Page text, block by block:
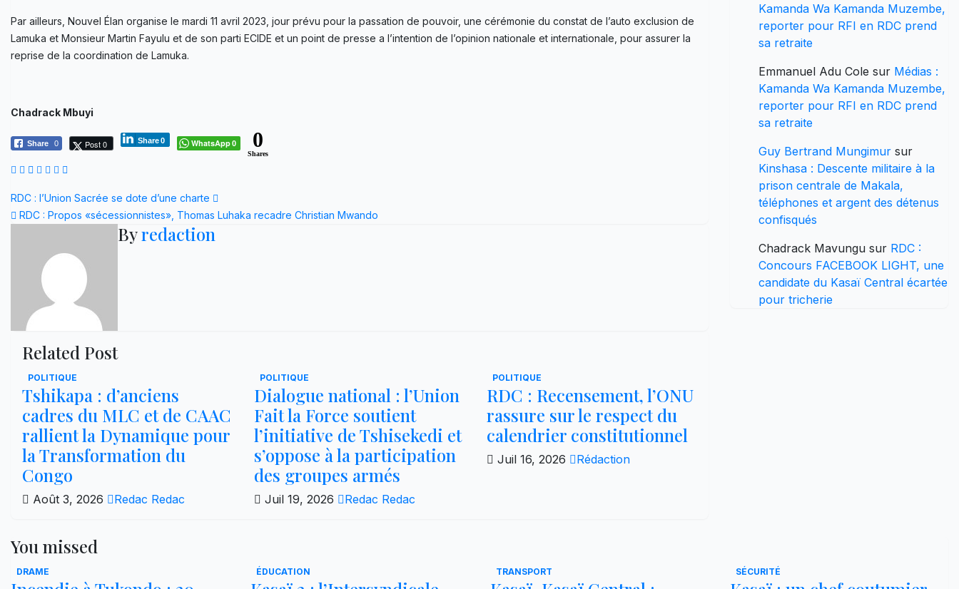
Par ailleurs, Nouvel Élan organise le mardi 11 avril 2023, jour prévu pour la passation de pouvoir, une cérémonie du constat de l’auto exclusion de
Lamuka et Monsieur Martin Fayulu et de son parti ECIDE et un point de presse a l’intention de l’opinion nationale et internationale, pour assurer la
reprise de la coordination de Lamuka.
Chadrack Mbuyi
Share 0 Post 0 Share0 WhatsApp0 0
Shares
Navigation
de
l’article
RDC : l’Union Sacrée se dote d’une charte
RDC : Propos «sécessionnistes», Thomas Luhaka recadre Christian Mwando
Byredaction
Related Post
POLITIQUE
Tshikapa : d’anciens
cadres du MLC et de CAAC
rallient la Dynamique pour
la Transformation du
Congo
Août 3, 2026 Redac Redac
POLITIQUE
Dialogue national : l’Union
Fait la Force soutient
l’initiative de Tshisekedi et
s’oppose à la participation
des groupes armés
Juil 19, 2026 Redac Redac
POLITIQUE
RDC : Recensement, l’ONU
rassure sur le respect du
calendrier constitutionnel
Juil 16, 2026 Rédaction
Kamanda Wa Kamanda Muzembe,
reporter pour RFI en RDC prend
sa retraite
Emmanuel Adu Cole sur Médias :
Kamanda Wa Kamanda Muzembe,
reporter pour RFI en RDC prend
sa retraite
Guy Bertrand Mungimur sur
Kinshasa : Descente militaire à la
prison centrale de Makala,
téléphones et argent des détenus
confisqués
Chadrack Mavungu sur RDC :
Concours FACEBOOK LIGHT, une
candidate du Kasaï Central écartée
pour tricherie
You missed
DRAME ÉDUCATION TRANSPORT SÉCURITÉ